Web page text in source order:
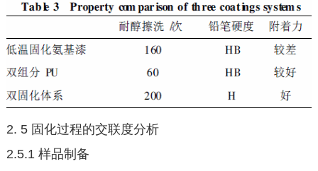
2. 5 固化过程的交联度分析
2.5.1 样品制备